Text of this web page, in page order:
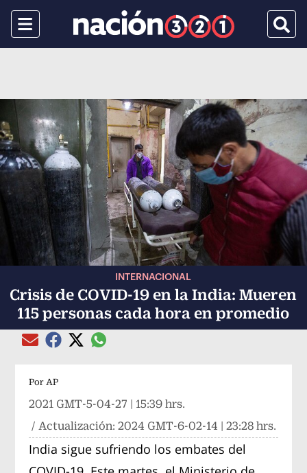
Menu
INTERNACIONAL
Crisis de COVID-19 en la India: Mueren
115 personas cada hora en promedio
Compartir el artículo actual mediante Email
Compartir el artículo actual mediante Facebook
Compartir el artículo actual mediante Twitter
Compartir el artículo actual mediante
Por AP
2021 GMT-5-04-27 | 15:39 hrs.
/ Actualización:2024 GMT-6-02-14 | 23:28 hrs.
India sigue sufriendo los embates del